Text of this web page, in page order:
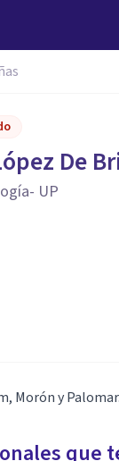
De
UP
Morón y
que